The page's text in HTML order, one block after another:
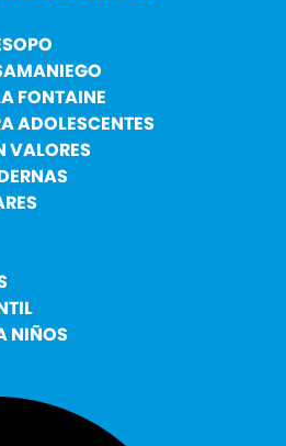
FONTAINE
ADOLESCENTES
VALORES
NIÑOS